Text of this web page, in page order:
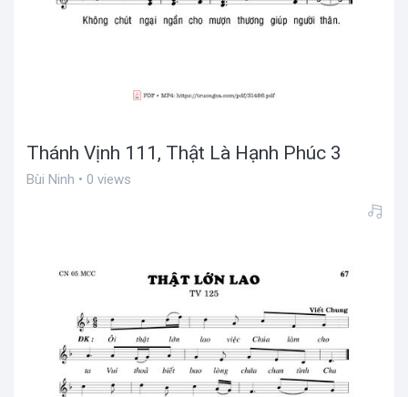
Thánh Vịnh 111, Thật Là Hạnh Phúc 3
Bùi Ninh • 0 views